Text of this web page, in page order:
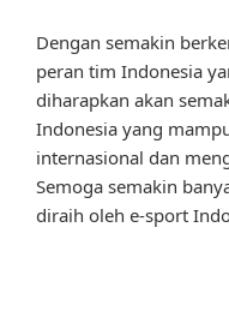
Dengan semakin
peran tim Indonesia
diharapkan akan
Indonesia yang
internasional dan
Semoga semakin
diraih oleh e-sport